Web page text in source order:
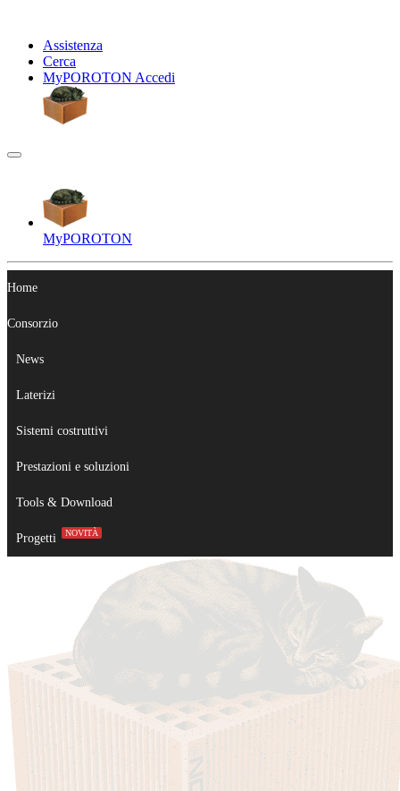
Assistenza
Cerca
MyPOROTON Accedi
MyPOROTON
Home
Consorzio
News
Laterizi
Sistemi costruttivi
Prestazioni e soluzioni
Tools & Download
Progetti NOVITÀ